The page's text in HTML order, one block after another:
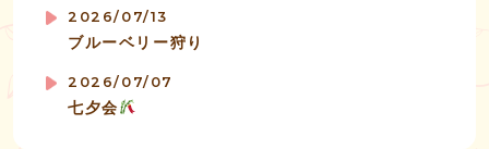
2026/07/13
ブルーベリー狩り
2026/07/07
七夕会